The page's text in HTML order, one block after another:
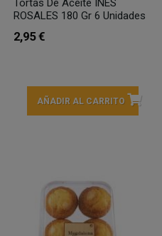
Tortas De Aceite INES
ROSALES 180 Gr 6 Unidades
2,95 €
AÑADIR AL CARRITO